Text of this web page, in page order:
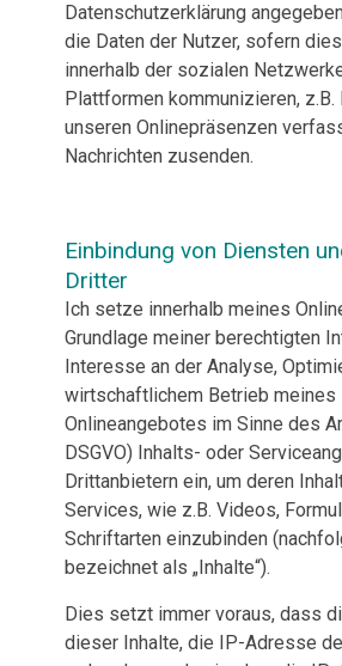
Datenschutzerklärung
die Daten der Nutzer, sofern
innerhalb der sozialen
Plattformen kommunizieren, z.B.
unseren Onlinepräsenzen
Nachrichten zusenden.
Einbindung von Diensten
Dritter
Ich setze innerhalb meines
Grundlage meiner berechtigten
Interesse an der Analyse,
wirtschaftlichem Betrieb meines
Onlineangebotes im Sinne des
DSGVO) Inhalts- oder
Drittanbietern ein, um deren
Services, wie z.B. Videos,
Schriftarten einzubinden
bezeichnet als „Inhalte“).
Dies setzt immer voraus, dass
dieser Inhalte, die IP-Adresse